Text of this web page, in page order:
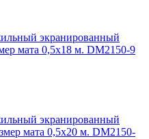
экранированный
мата 0,5х18 м. DM2150-9
экранированный
мата 0,5х20 м. DM2150-